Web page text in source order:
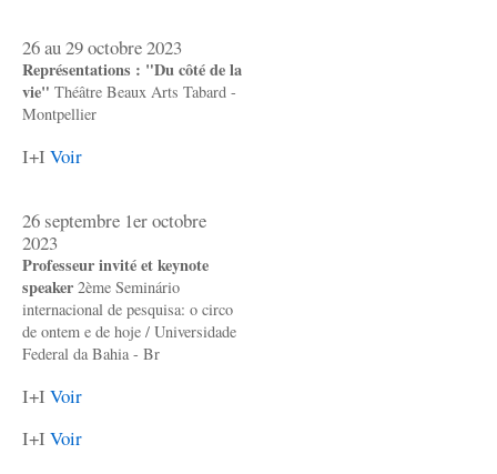
26 au 29 octobre 2023
Représentations : "Du côté de la
vie" Théâtre Beaux Arts Tabard -
Montpellier
I+I Voir
26 septembre 1er octobre
2023
Professeur invité et keynote
speaker 2ème Seminário
internacional de pesquisa: o circo
de ontem e de hoje / Universidade
Federal da Bahia - Br
I+I Voir
I+I Voir